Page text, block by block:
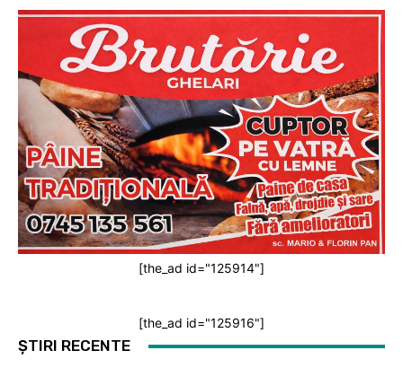
[the_ad id="125914"]
[the_ad id="125916"]
ȘTIRI RECENTE